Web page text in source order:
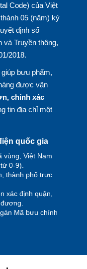
Code) của Việt
05 (năm) ký
định số
và Truyền thông,
2018.
bưu phẩm,
được vận
chính xác
tin địa chỉ một
quốc gia
vùng, Việt Nam
0-9).
thành phố trực
xác định quận,
Mã bưu chính